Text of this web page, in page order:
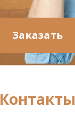
Заказать
Контакты